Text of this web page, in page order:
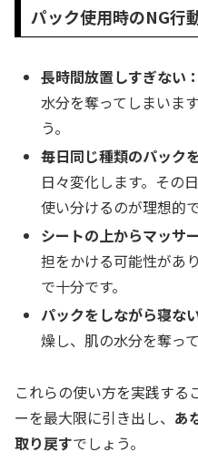
パック使用時のNG行
長時間放置しすぎない：
水分を奪ってしまいま
う。
毎日同じ種類のパック
日々変化します。その
使い分けるのが理想的で
シートの上からマッサ
担をかける可能性があ
で十分です。
パックをしながら寝な
燥し、肌の水分を奪っ
これらの使い方を実践する
ーを最大限に引き出し、 あ
取り戻すでしょう。